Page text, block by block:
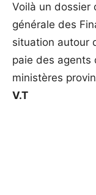
Voilà un dossier
générale des
situation autour
paie des agents
ministères
V.T